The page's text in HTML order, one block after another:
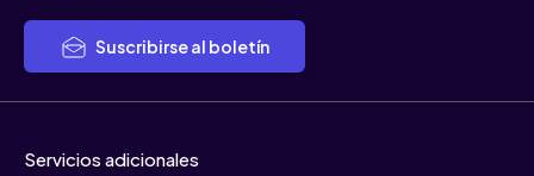
Suscribirse al boletín
Servicios adicionales